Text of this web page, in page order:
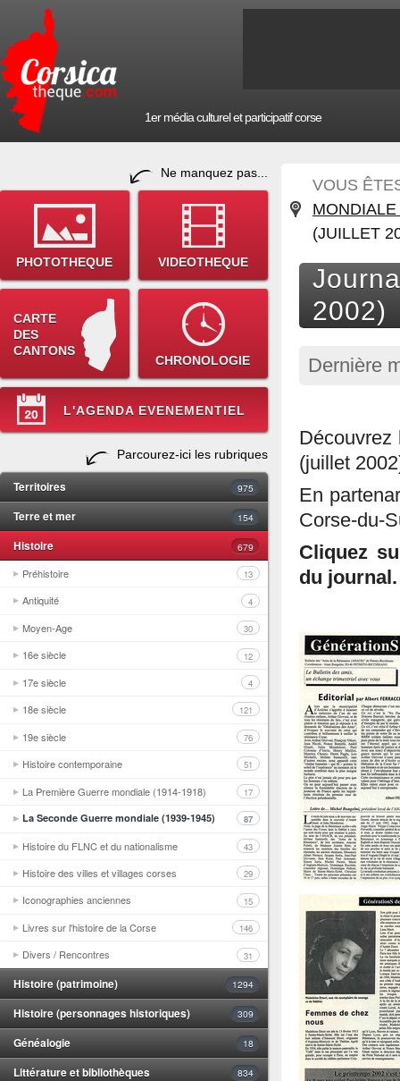
1er média culturel et participatif corse
Ne manquez pas...
PHOTOTHEQUE VIDEOTHEQUE
CARTE
DES
CANTONS
CHRONOLOGIE
L'AGENDA EVENEMENTIEL
Parcourez-ici les rubriques
Territoires 975
Terre et mer 154
Histoire 679
Préhistoire 13
Antiquité 4
Moyen-Age 30
16e siècle 12
17e siècle 4
18e siècle 121
19e siècle 76
Histoire contemporaine 51
La Première Guerre mondiale (1914-1918) 17
La Seconde Guerre mondiale (1939-1945) 87
Histoire du FLNC et du nationalisme 43
Histoire des villes et villages corses 29
Iconographies anciennes 15
Livres sur l'histoire de la Corse 146
Divers / Rencontres 31
Histoire (patrimoine) 1294
Histoire (personnages historiques) 309
Généalogie 18
Littérature et bibliothèques 834
VOUS
(JUILLET
2002)
Dernière
Découvrez
(juillet
En
Corse-du-
Cliquez
du journal.